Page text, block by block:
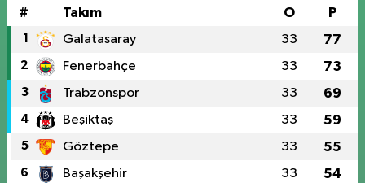
# Takım O P
1 Galatasaray 33 77
2 Fenerbahçe 33 73
3 Trabzonspor 33 69
4 Beşiktaş 33 59
5 Göztepe 33 55
6 Başakşehir 33 54